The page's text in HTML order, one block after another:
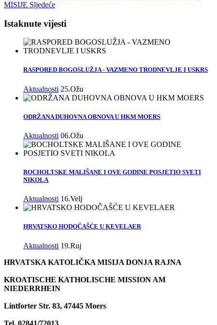
MISIJE Sljedeće
Istaknute vijesti
RASPORED BOGOSLUŽJA - VAZMENO TRODNEVLJE I USKRS
Aktualnosti 25.Ožu
ODRŽANA DUHOVNA OBNOVA U HKM MOERS
Aktualnosti 06.Ožu
BOCHOLTSKE MALIŠANE I OVE GODINE POSJETIO SVETI
NIKOLA
Aktualnosti 16.Velj
HRVATSKO HODOČAŠĆE U KEVELAER
Aktualnosti 19.Ruj
HRVATSKA KATOLIČKA MISIJA DONJA RAJNA
KROATISCHE KATHOLISCHE MISSION AM
NIEDERRHEIN
Lintforter Str. 83, 47445 Moers
Tel. 02841/72013